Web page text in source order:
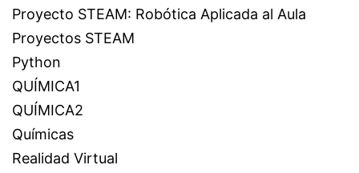
Proyecto STEAM: Robótica Aplicada al Aula
Proyectos STEAM
Python
QUÍMICA1
QUÍMICA2
Químicas
Realidad Virtual